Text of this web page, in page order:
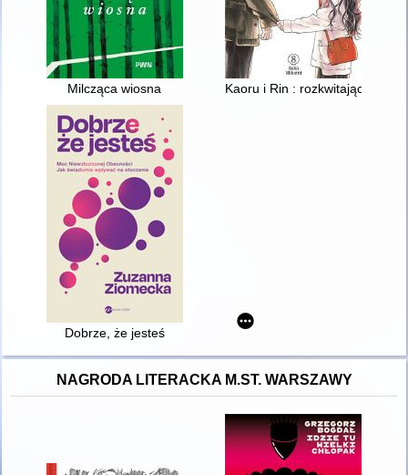
Milcząca wiosna Kaoru i Rin : rozkwitając z
Dobrze, że jesteś
NAGRODA LITERACKA M.ST. WARSZAWY